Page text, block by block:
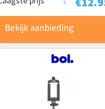
Bekijk aanbieding